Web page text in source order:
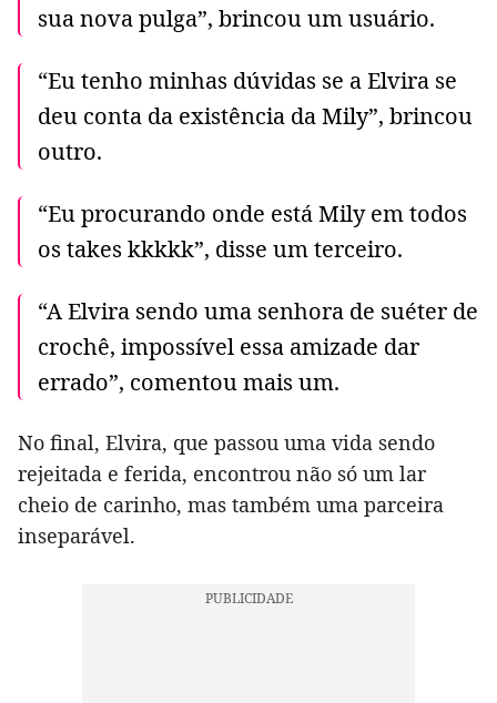
sua nova pulga”, brincou um usuário.
“Eu tenho minhas dúvidas se a Elvira se
deu conta da existência da Mily”, brincou
outro.
“Eu procurando onde está Mily em todos
os takes kkkkk”, disse um terceiro.
“A Elvira sendo uma senhora de suéter de
crochê, impossível essa amizade dar
errado”, comentou mais um.
No final, Elvira, que passou uma vida sendo
rejeitada e ferida, encontrou não só um lar
cheio de carinho, mas também uma parceira
inseparável.